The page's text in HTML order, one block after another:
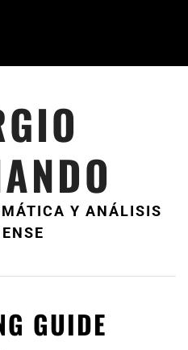
Y ANÁLISIS
GUIDE